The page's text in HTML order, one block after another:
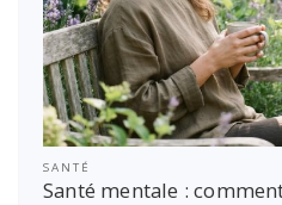
SANTÉ
Santé mentale :